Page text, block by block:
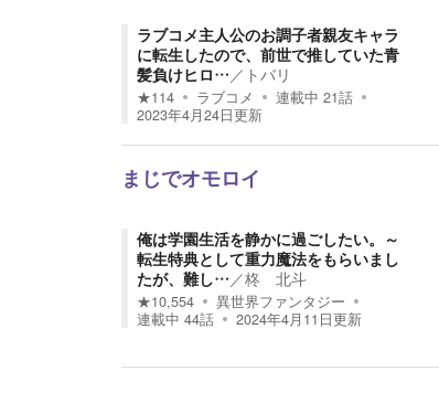
ラブコメ主人公のお調子者親友キャラ
に転生したので、前世で推していた青
髪負けヒロ…／ トバリ
★114 ラブコメ 連載中 21話
2023年4月24日更新
まじでオモロイ
俺は学園生活を静かに過ごしたい。～
転生特典として重力魔法をもらいまし
たが、難し…／柊 北斗
★10,554
異世界ファンタジー
連載中 44話 2024年4月11日更新